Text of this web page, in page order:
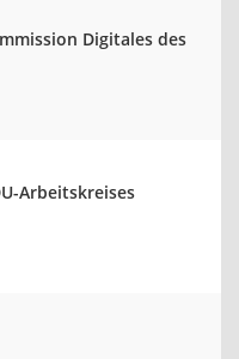
Digitales des
Arbeitskreises